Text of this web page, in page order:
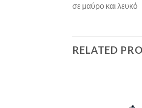
σε μαύρο και λευκό
RELATED